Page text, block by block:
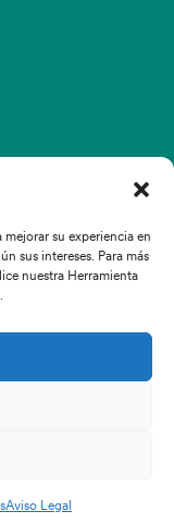
su experiencia en
sus intereses. Para más
nuestra Herramienta
Aviso Legal